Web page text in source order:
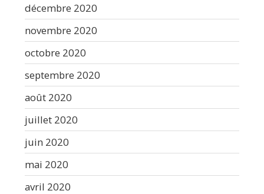
décembre 2020
novembre 2020
octobre 2020
septembre 2020
août 2020
juillet 2020
juin 2020
mai 2020
avril 2020